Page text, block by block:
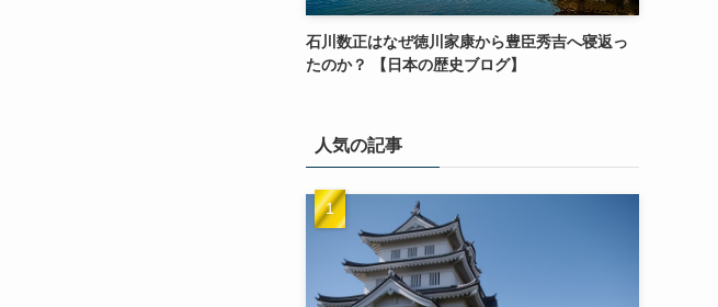
石川数正はなぜ徳川家康から豊臣秀吉へ寝返っ
たのか？ 【日本の歴史ブログ】
人気の記事